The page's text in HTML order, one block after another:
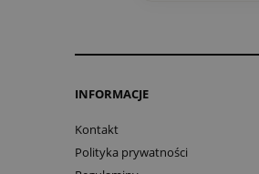
INFORMACJE
Kontakt
Polityka prywatności